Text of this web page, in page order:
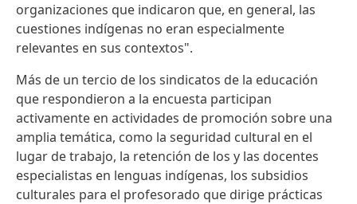
organizaciones que indicaron que, en general, las
cuestiones indígenas no eran especialmente
relevantes en sus contextos".
Más de un tercio de los sindicatos de la educación
que respondieron a la encuesta participan
activamente en actividades de promoción sobre una
amplia temática, como la seguridad cultural en el
lugar de trabajo, la retención de los y las docentes
especialistas en lenguas indígenas, los subsidios
culturales para el profesorado que dirige prácticas